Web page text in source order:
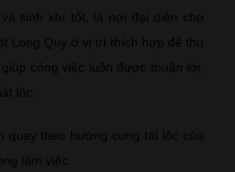
sinh khí tốt, là nơi đại diện cho
Long Quy ở vị trí thích hợp để thu
công việc luôn được thuận lợi,
lộc.
quay theo hướng cung tài lộc của
làm việc.